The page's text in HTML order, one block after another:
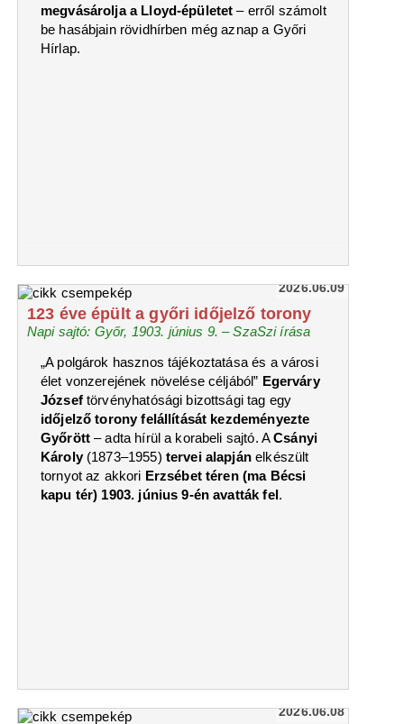
megvásárolja a Lloyd-épületet– erről számolt
be hasábjain rövidhírben még aznap a Győri
Hírlap.
2026.06.09
123 éve épült a győri időjelző torony
Napi sajtó: Győr, 1903. június 9. – SzaSzi írása
„A polgárok hasznos tájékoztatása és a városi
élet vonzerejének növelése céljából” Egerváry
Józseftörvényhatósági bizottsági tag egy
időjelző torony felállítását kezdeményezte
Győrött – adta hírül a korabeli sajtó. ACsányi
Károly(1873–1955) tervei alapjánelkészült
tornyot az akkori Erzsébet téren (ma Bécsi
kapu tér) 1903. június 9-én avatták fel.
2026.06.08